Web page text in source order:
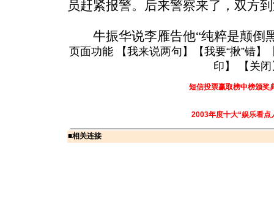
员赶紧报警。后来警察来了，双方
牛振华说李雁告他“纯粹是颠倒
页面功能 【我来说两句 】【我要“揪”错】
印 】 【 关闭
短信投票赢取榜中榜颁奖
2003年度十大“娱乐看点
■相关连接